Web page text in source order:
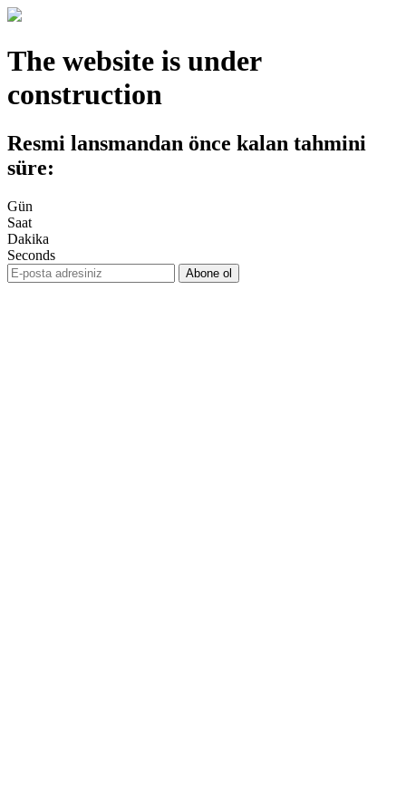
The website is under
construction
Resmi lansmandan önce kalan tahmini
süre:
Gün
Saat
Dakika
Seconds